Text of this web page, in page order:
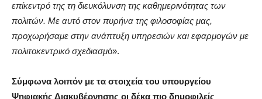
επίκεντρό της τη διευκόλυνση της καθημερινότητας των
πολιτών. Με αυτό στον πυρήνα της φιλοσοφίας μας,
προχωρήσαμε στην ανάπτυξη υπηρεσιών και εφαρμογών με
πολιτοκεντρικό σχεδιασμό».
Σύμφωνα λοιπόν με τα στοιχεία του υπουργείου
Ψηφιακής Διακυβέρνησης οι δέκα πιο δημοφιλείς